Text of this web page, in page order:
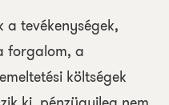
a tevékenységek,
forgalom, a
költségek